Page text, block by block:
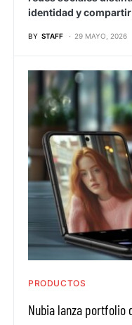
identidad y
BY STAFF 29 MAYO, 2026
PRODUCTOS
Nubia lanza portfolio